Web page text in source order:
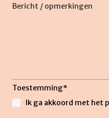
Toestemming*
Ik ga akkoord met het